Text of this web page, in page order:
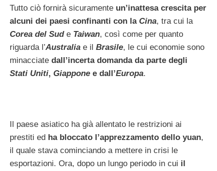
Tutto ciò fornirà sicuramente un’inattesa crescita per
alcuni dei paesi confinanti con la Cina, tra cui la
Corea del Sude Taiwan, così come per quanto
riguarda l’Australia e il Brasile, le cui economie sono
minacciate dall’incerta domanda da parte degli
Stati Uniti, Giappone e dall’Europa.
Il paese asiatico ha già allentato le restrizioni ai
prestiti ed ha bloccato l’apprezzamento dello yuan,
il quale stava cominciando a mettere in crisi le
esportazioni. Ora, dopo un lungo periodo in cui il